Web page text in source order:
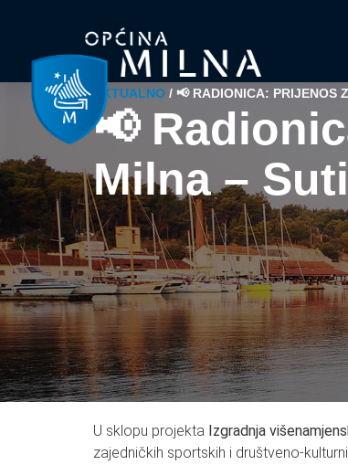
AKTUALNO / 📢 RADIONICA: PRIJENOS
📢
Milna –
U sklopu projekta Izgradnja
zajedničkih sportskih i društveno-